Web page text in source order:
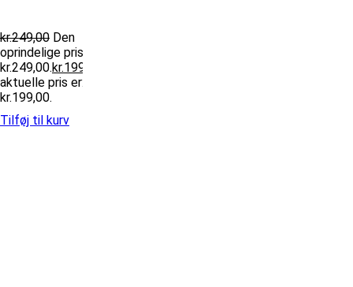
kr.249,00 Den
oprindelige pris var:
kr.249,00.kr.199,00
aktuelle pris er:
kr.199,00.
Tilføj til kurv